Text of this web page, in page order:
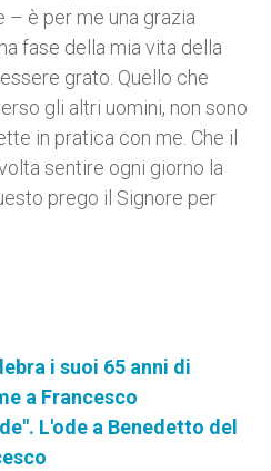
– è per me una grazia
fase della mia vita della
grato. Quello che
gli altri uomini, non sono
in pratica con me. Che il
sentire ogni giorno la
prego il Signore per
i suoi 65 anni di
a Francesco
L'ode a Benedetto del